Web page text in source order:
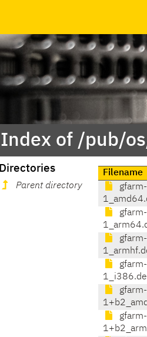
Index of /pub/
Directories
Parent directory
Filename